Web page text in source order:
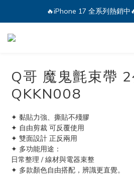
🔥iPhone 17 全系列熱銷
🔥iPhone 17 全系列熱銷中
Q哥 魔鬼氈束帶
QKKN008
✦ 黏貼力強、撕貼不殘膠
✦ 自由剪裁 可反覆使用
✦ 雙面設計 正反兩用
✦ 多功能用途：
日常整理 / 線材與電器束整
✦ 多款顏色自由搭配，辨識更直覺。